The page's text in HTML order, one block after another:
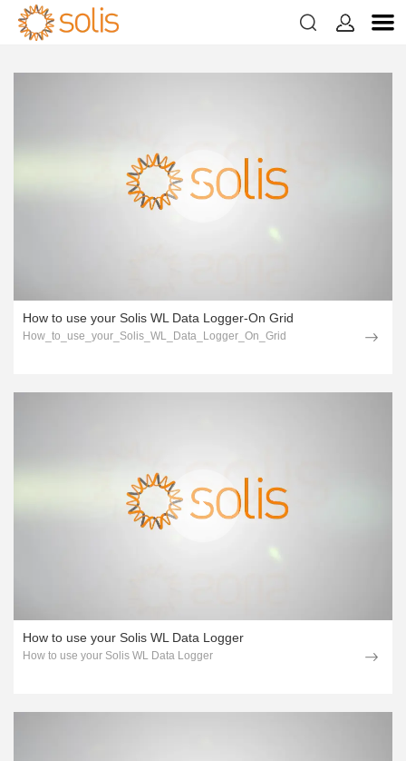
 
เกี่ยวกับเทคโนโลยี
How to use your Solis WL Data Logger-On Grid
How_to_use_your_Solis_WL_Data_Logger_On_Grid
How to use your Solis WL Data Logger
How to use your Solis WL Data Logger
1page.page